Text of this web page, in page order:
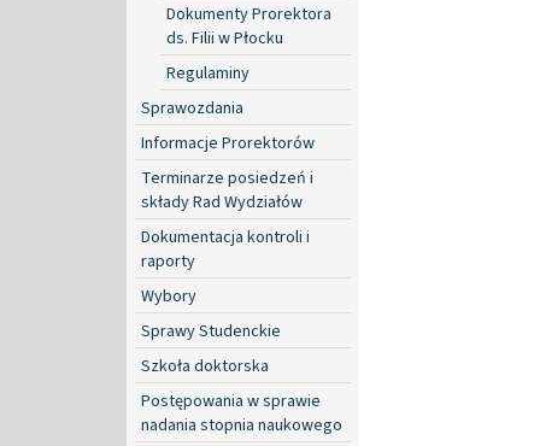
Dokumenty Prorektora
ds. Filii w Płocku
Regulaminy
Sprawozdania
Informacje Prorektorów
Terminarze posiedzeń i
składy Rad Wydziałów
Dokumentacja kontroli i
raporty
Wybory
Sprawy Studenckie
Szkoła doktorska
Postępowania w sprawie
nadania stopnia naukowego